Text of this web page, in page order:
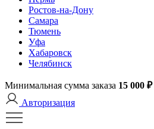
Ростов-на-Дону
Самара
Тюмень
Уфа
Хабаровск
Челябинск
Минимальная сумма заказа 15 000 ₽
Авторизация